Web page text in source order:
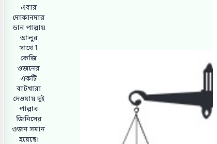
এবার
দোকানদার
ডান পাল্লায়
আলুর
সাথে 1
কেজি
ওজনের
একটি
বাটখারা
দেওয়ায় দুই
পাল্লার
জিনিসের
ওজন সমান
হয়েছে।